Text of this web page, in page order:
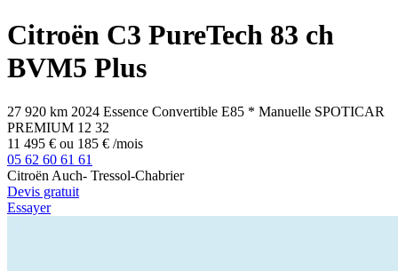
Citroën C3 PureTech 83 ch
BVM5 Plus
27 920 km 2024 Essence Convertible E85 * Manuelle SPOTICAR
PREMIUM 12 32
11 495 € ou 185 € /mois
05 62 60 61 61
Citroën Auch- Tressol-Chabrier
Devis gratuit
Essayer